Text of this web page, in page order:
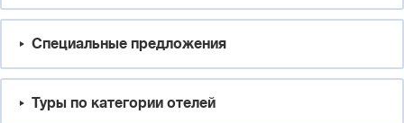
Специальные предложения
Туры по категории отелей